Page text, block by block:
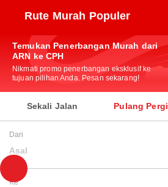
Rute Murah Populer
Temukan Penerbangan Murah dari
ARN ke CPH
Nikmati promo penerbangan eksklusif ke
tujuan pilihan Anda. Pesan sekarang!
Sekali Jalan Pulang Pergi
Dari
Asal
Ke